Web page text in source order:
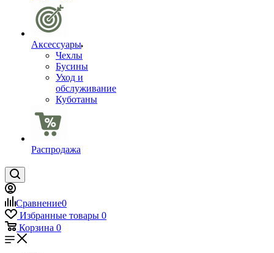
Аксессуары
Чехлы
Бусины
Уход и
обслуживание
Куботаны
Распродажа
Сравнение0
Избранные товары 0
Корзина 0